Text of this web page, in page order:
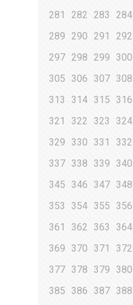
281
282 283 284
289 290 291 292
297 298 299 300
305
306 307 308
313
314 315 316
321
322 323 324
329
330 331 332
337 338 339 340
345
346 347 348
353
354 355 356
361
362 363 364
369
370 371 372
377 378 379 380
385
386 387 388